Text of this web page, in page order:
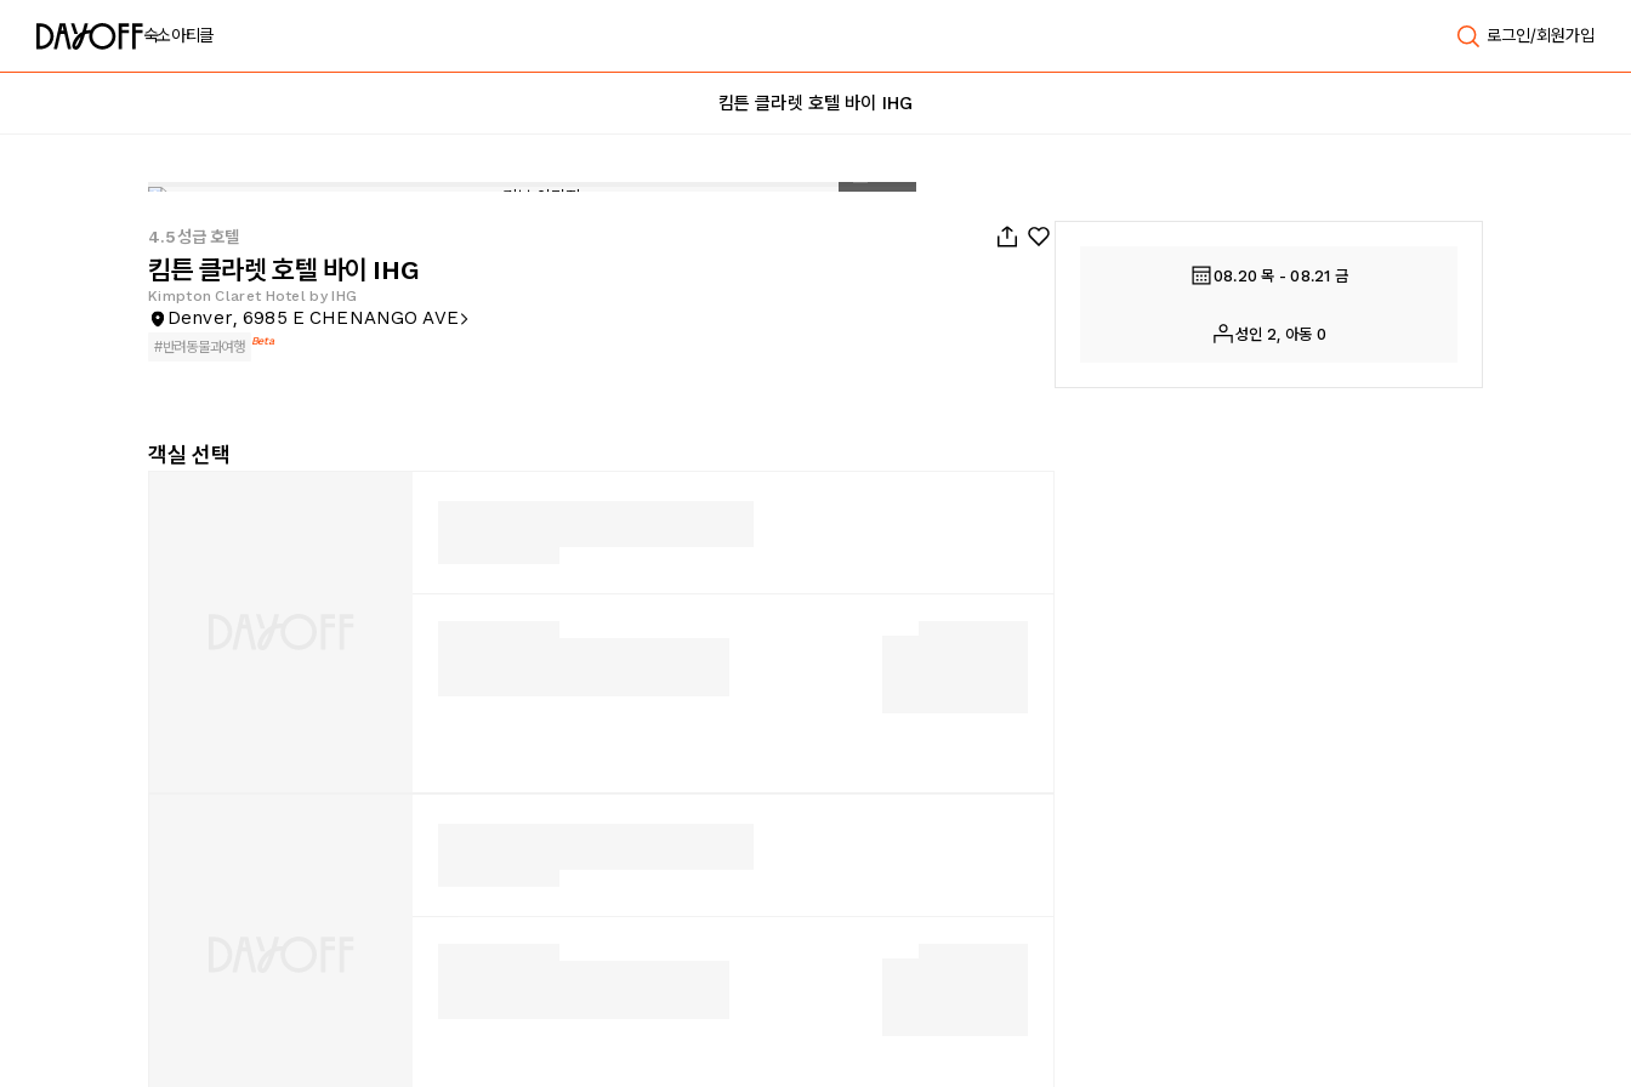
숙소아티클 로그인/회원가입
킴튼 클라렛 호텔 바이 IHG
4.5성급 호텔
킴튼 클라렛 호텔 바이 IHG
Kimpton Claret Hotel by IHG
Denver, 6985 E CHENANGO AVE
#반려동물과여행 Beta
객실 선택
08.20 목 - 08.21 금
성인 2, 아동 0